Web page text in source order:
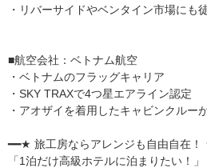
・リバーサイドやベンタイン市場にも
■航空会社：ベトナム航空
・ベトナムのフラッグキャリア
・SKY TRAXで4つ星エアライン認定
・アオザイを着用したキャビンクルー
━━★ 旅工房ならアレンジも自由自在
「1泊だけ高級ホテルに泊まりたい！」